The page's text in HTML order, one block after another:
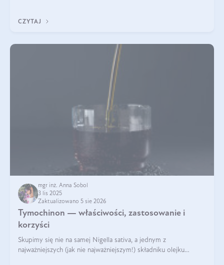
CZYTAJ
mgr inż. Anna Sobol
3 lis 2025
Zaktualizowano 5 sie 2026
Tymochinon — właściwości, zastosowanie i
korzyści
Skupimy się nie na samej Nigella sativa, a jednym z
najważniejszych (jak nie najważniejszym!) składniku olejku